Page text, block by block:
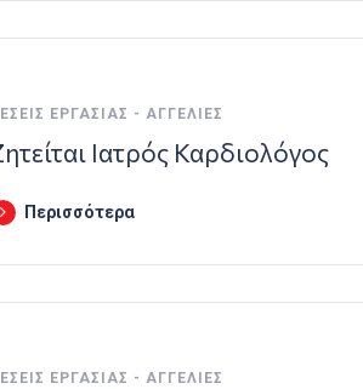
ΕΡΓΑΣΊΑΣ - ΑΓΓΕΛΊΕΣ
Ιατρός Καρδιολόγος
Περισσότερα
ΕΡΓΑΣΊΑΣ - ΑΓΓΕΛΊΕΣ